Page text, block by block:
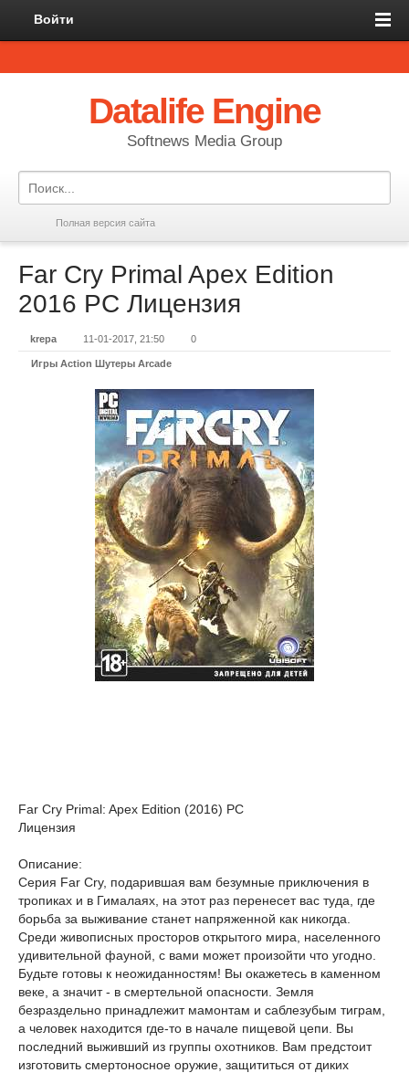
Войти
Datalife Engine
Softnews Media Group
Полная версия сайта
Far Cry Primal Apex Edition
2016 PC Лицензия
krepa 11-01-2017, 21:50 0
Игры Action Шутеры Arcade
Far Cry Primal: Apex Edition (2016) PC
Лицензия
Описание:
Серия Far Cry, подарившая вам безумные приключения в
тропиках и в Гималаях, на этот раз перенесет вас туда, где
борьба за выживание станет напряженной как никогда.
Среди живописных просторов открытого мира, населенного
удивительной фауной, с вами может произойти что угодно.
Будьте готовы к неожиданностям! Вы окажетесь в каменном
веке, а значит - в смертельной опасности. Земля
безраздельно принадлежит мамонтам и саблезубым тиграм,
а человек находится где-то в начале пищевой цепи. Вы
последний выживший из группы охотников. Вам предстоит
изготовить смертоносное оружие, защититься от диких